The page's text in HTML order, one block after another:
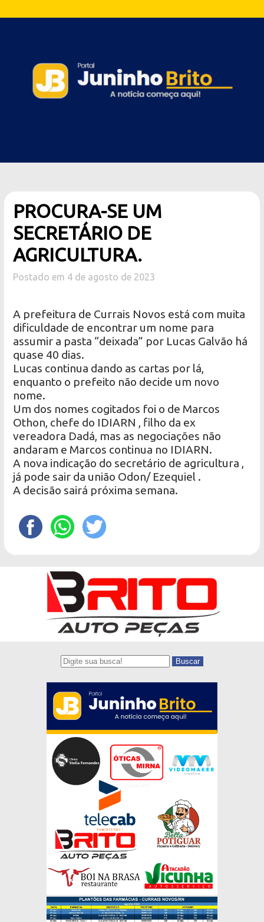
PROCURA-SE UM
SECRETÁRIO DE
AGRICULTURA.
Postado em 4 de agosto de 2023
A prefeitura de Currais Novos está com muita
dificuldade de encontrar um nome para
assumir a pasta “deixada” por Lucas Galvão há
quase 40 dias.
Lucas continua dando as cartas por lá,
enquanto o prefeito não decide um novo
nome.
Um dos nomes cogitados foi o de Marcos
Othon, chefe do IDIARN , filho da ex
vereadora Dadá, mas as negociações não
andaram e Marcos continua no IDIARN.
A nova indicação do secretário de agricultura ,
já pode sair da união Odon/ Ezequiel .
A decisão sairá próxima semana.
Buscar